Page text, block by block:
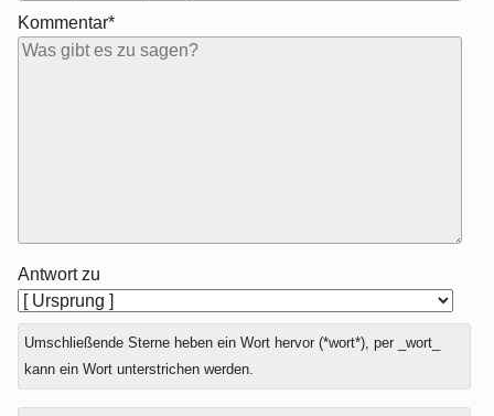
Kommentar*
Antwort zu
Umschließende Sterne heben ein Wort hervor (*wort*), per _wort_
kann ein Wort unterstrichen werden.